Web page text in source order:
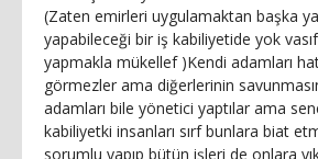
(Zaten emirleri uygulamaktan başka
yapabileceği bir iş kabiliyetide yok
yapmakla mükellef )Kendi adamları
görmezler ama diğerlerinin
adamları bile yönetici yaptılar ama
kabiliyetki insanları sırf bunlara biat
sorumlu yapıp bütün işleri de onlara